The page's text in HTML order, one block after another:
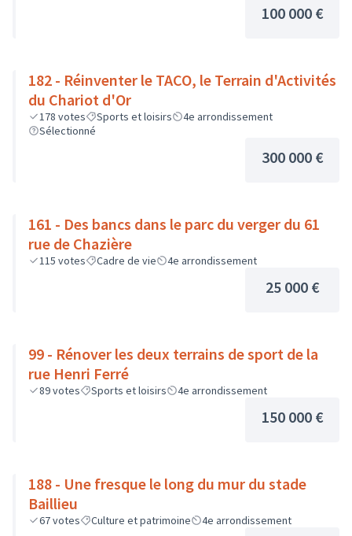
100 000 €
182 - Réinventer le TACO, le Terrain d'Activités
du Chariot d'Or
178 votes Sports et loisirs
4e arrondissement
Sélectionné
300 000 €
161 - Des bancs dans le parc du verger du 61
rue de Chazière
115 votes Cadre de vie 4e arrondissement
25 000 €
99 - Rénover les deux terrains de sport de la
rue Henri Ferré
89votes Sports et loisirs 4e arrondissement
150 000 €
188 - Une fresque le long du mur du stade
Baillieu
67votes Culture et patrimoine 4e arrondissement